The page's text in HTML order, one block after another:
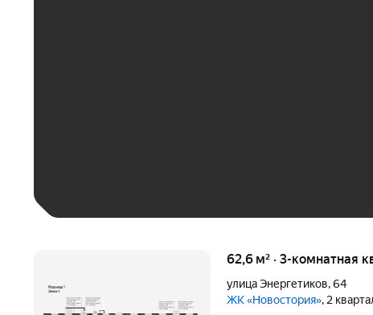
62,6 м² · 3-комнатная
улица Энергетиков,64
ЖК «Новостория», 2